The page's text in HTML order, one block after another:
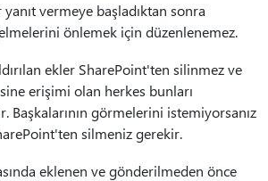
vermeye başladıktan sonra
önlemek için düzenlenemez.
ekler SharePoint'ten silinmez ve
erişimi olan herkes bunları
Başkalarının görmelerini istemiyorsanız
silmeniz gerekir.
eklenen ve gönderilmeden önce